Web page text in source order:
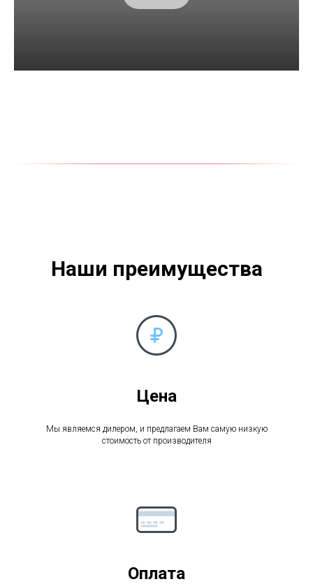
Наши преимущества
Цена
Мы являемся дилером, и предлагаем Вам самую низкую
стоимость от производителя
Оплата